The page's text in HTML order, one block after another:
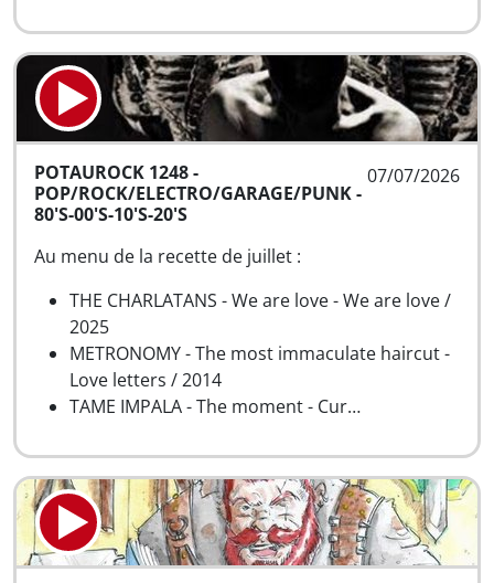
07/07/2026
POTAUROCK 1248 -
POP/ROCK/ELECTRO/GARAGE/PUNK -
80'S-00'S-10'S-20'S
Au menu de la recette de juillet :
THE CHARLATANS - We are love - We are love /
2025
METRONOMY - The most immaculate haircut -
Love letters / 2014
TAME IMPALA - The moment - Cur…